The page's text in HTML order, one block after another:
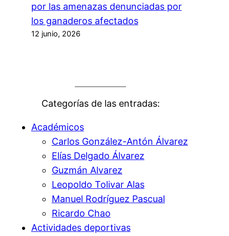
por las amenazas denunciadas por
los ganaderos afectados
12 junio, 2026
Categorías de las entradas:
Académicos
Carlos González-Antón Álvarez
Elías Delgado Álvarez
Guzmán Alvarez
Leopoldo Tolivar Alas
Manuel Rodríguez Pascual
Ricardo Chao
Actividades deportivas